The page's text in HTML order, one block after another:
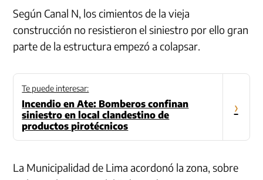
Según Canal N, los cimientos de la vieja
construcción no resistieron el siniestro por ello gran
parte de la estructura empezó a colapsar.
Te puede interesar:
Incendio en Ate: Bomberos confinan
siniestro en local clandestino de
productos pirotécnicos
›
La Municipalidad de Lima acordonó la zona, sobre